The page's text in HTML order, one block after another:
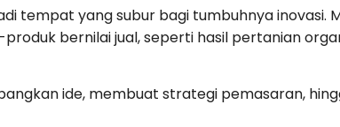
tempat yang subur bagi tumbuhnya inovasi.
bernilai jual, seperti hasil pertanian
ide, membuat strategi pemasaran,